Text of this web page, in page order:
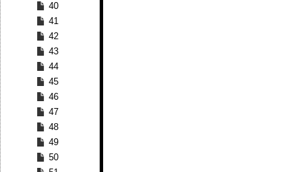
40
41
42
43
44
45
46
47
48
49
50